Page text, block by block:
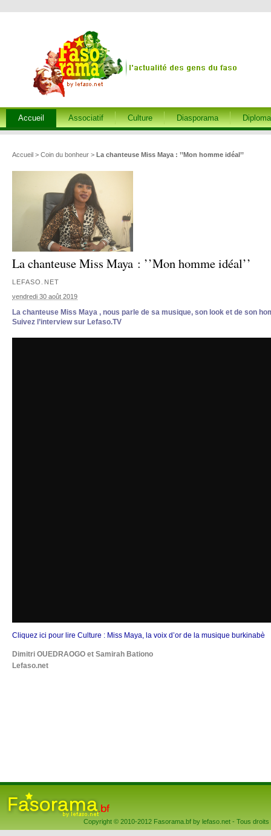
Accueil Associatif Culture Diasporama
Accueil > Coin du bonheur > La chanteuse Miss Maya : ’’Mon homme idéal’’
La chanteuse Miss Maya : ’’Mon homme idéal’’
LEFASO.NET
vendredi 30 août 2019
La chanteuse Miss Maya , nous parle de sa musique, son look et de son
Suivez l’interview sur Lefaso.TV
Cliquez ici pour lire Culture : Miss Maya, la voix d’or de la musique burkinabè
Dimitri OUEDRAOGO et Samirah Bationo
Lefaso.net
Copyright © 2010-2012 Fasorama.bf by lefaso.net - Tous